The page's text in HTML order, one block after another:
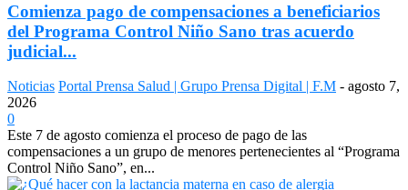
Comienza pago de compensaciones a beneficiarios
del Programa Control Niño Sano tras acuerdo
judicial...
Noticias Portal Prensa Salud | Grupo Prensa Digital | F.M - agosto 7,
2026
0
Este 7 de agosto comienza el proceso de pago de las
compensaciones a un grupo de menores pertenecientes al “Programa
Control Niño Sano”, en...